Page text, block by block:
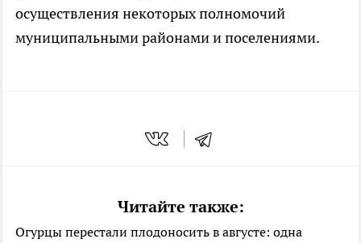
осуществления некоторых полномочий
муниципальными районами и поселениями.
Читайте также:
Огурцы перестали плодоносить в августе: одна